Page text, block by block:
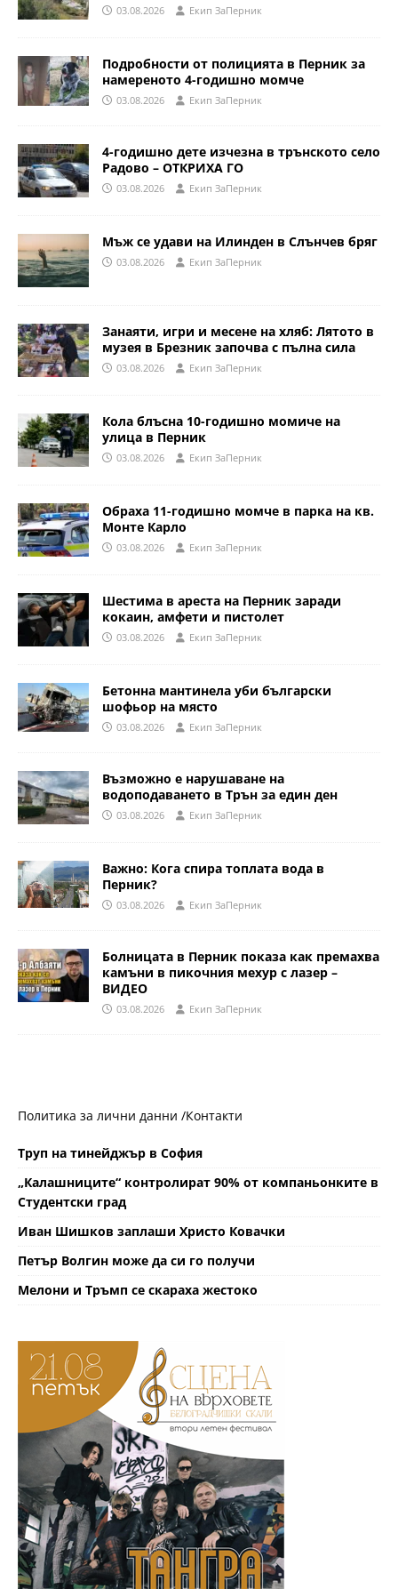
03.08.2026 Eкип ЗаПерник
Подробности от полицията в Перник за
намереното 4-годишно момче
03.08.2026 Eкип ЗаПерник
4-годишно дете изчезна в трънското село
Радово – ОТКРИХА ГО
03.08.2026 Eкип ЗаПерник
Мъж се удави на Илинден в Слънчев бряг
03.08.2026 Eкип ЗаПерник
Занаяти, игри и месене на хляб: Лятото в
музея в Брезник започва с пълна сила
03.08.2026 Eкип ЗаПерник
Кола блъсна 10-годишно момиче на
улица в Перник
03.08.2026 Eкип ЗаПерник
Обраха 11-годишно момче в парка на кв.
Монте Карло
03.08.2026 Eкип ЗаПерник
Шестима в ареста на Перник заради
кокаин, амфети и пистолет
03.08.2026 Eкип ЗаПерник
Бетонна мантинела уби български
шофьор на място
03.08.2026 Eкип ЗаПерник
Възможно е нарушаване на
водоподаването в Трън за един ден
03.08.2026 Eкип ЗаПерник
Важно: Кога спира топлата вода в
Перник?
03.08.2026 Eкип ЗаПерник
Болницата в Перник показа как премахва
камъни в пикочния мехур с лазер –
ВИДЕО
03.08.2026 Eкип ЗаПерник
Политика за лични данни /Контакти
Труп на тинейджър в София
„Калашниците“ контролират 90% от компаньонките в
Студентски град
Иван Шишков заплаши Христо Ковачки
Петър Волгин може да си го получи
Мелони и Тръмп се скараха жестоко